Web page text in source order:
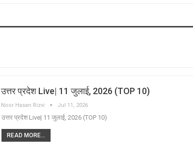
उत्तर प्रदेश Live| 11 जुलाई, 2026 (TOP 10)
Noor Hasan Rizvi Jul 11, 2026
उत्तर प्रदेश Live| 11 जुलाई, 2026 (TOP 10)
READ MORE...